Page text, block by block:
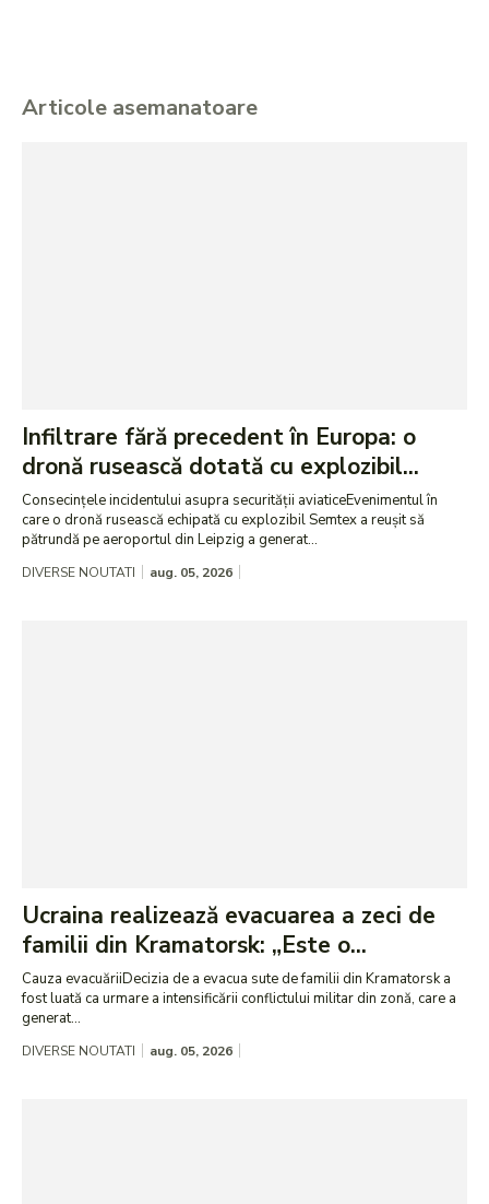
Articole asemanatoare
Infiltrare fără precedent în Europa: o
dronă rusească dotată cu explozibil...
Consecințele incidentului asupra securității aviaticeEvenimentul în
care o dronă rusească echipată cu explozibil Semtex a reușit să
pătrundă pe aeroportul din Leipzig a generat...
DIVERSE NOUTATI aug. 05, 2026
Ucraina realizează evacuarea a zeci de
familii din Kramatorsk: „Este o...
Cauza evacuăriiDecizia de a evacua sute de familii din Kramatorsk a
fost luată ca urmare a intensificării conflictului militar din zonă, care a
generat...
DIVERSE NOUTATI aug. 05, 2026